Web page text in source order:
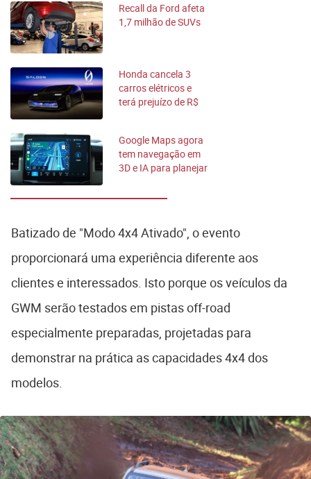
Recall da Ford afeta
1,7 milhão de SUVs
Honda cancela 3
carros elétricos e
terá prejuízo de R$
Google Maps agora
tem navegação em
3D e IA para planejar
Batizado de "Modo 4x4 Ativado", o evento
proporcionará uma experiência diferente aos
clientes e interessados. Isto porque os veículos da
GWM serão testados em pistas off-road
especialmente preparadas, projetadas para
demonstrar na prática as capacidades 4x4 dos
modelos.